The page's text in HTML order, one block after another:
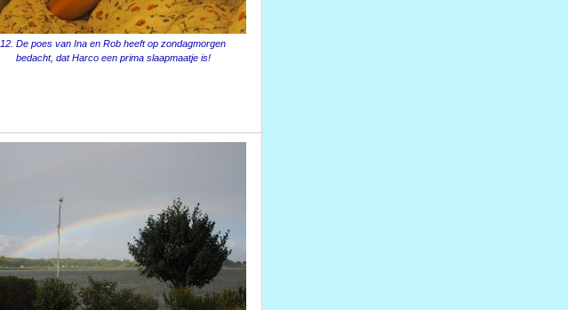
12. De poes van Ina en Rob heeft op zondagmorgen
bedacht, dat Harco een prima slaapmaatje is!